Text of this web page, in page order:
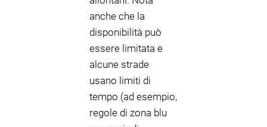
anche che la
disponibilità può
essere limitata e
alcune strade
usano limiti di
tempo (ad esempio,
regole di zona blu